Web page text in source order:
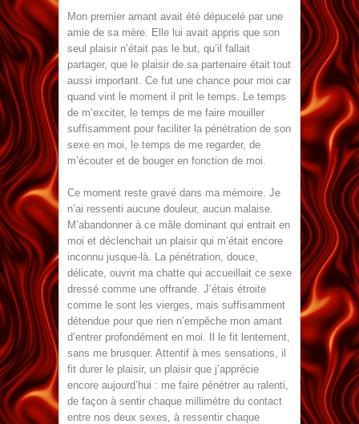
Mon premier amant avait été dépucelé par une
amie de sa mère. Elle lui avait appris que son
seul plaisir n’était pas le but, qu’il fallait
partager, que le plaisir de sa partenaire était tout
aussi important. Ce fut une chance pour moi car
quand vint le moment il prit le temps. Le temps
de m’exciter, le temps de me faire mouiller
suffisamment pour faciliter la pénétration de son
sexe en moi, le temps de me regarder, de
m’écouter et de bouger en fonction de moi.
Ce moment reste gravé dans ma mémoire. Je
n’ai ressenti aucune douleur, aucun malaise.
M’abandonner à ce mâle dominant qui entrait en
moi et déclenchait un plaisir qui m’était encore
inconnu jusque-là. La pénétration, douce,
délicate, ouvrit ma chatte qui accueillait ce sexe
dressé comme une offrande. J’étais étroite
comme le sont les vierges, mais suffisamment
détendue pour que rien n’empêche mon amant
d’entrer profondément en moi. Il le fit lentement,
sans me brusquer. Attentif à mes sensations, il
fit durer le plaisir, un plaisir que j’apprécie
encore aujourd’hui : me faire pénétrer au ralenti,
de façon à sentir chaque millimètre du contact
entre nos deux sexes, à ressentir chaque